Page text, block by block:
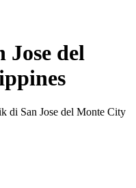
Jose del
di San Jose del Monte City